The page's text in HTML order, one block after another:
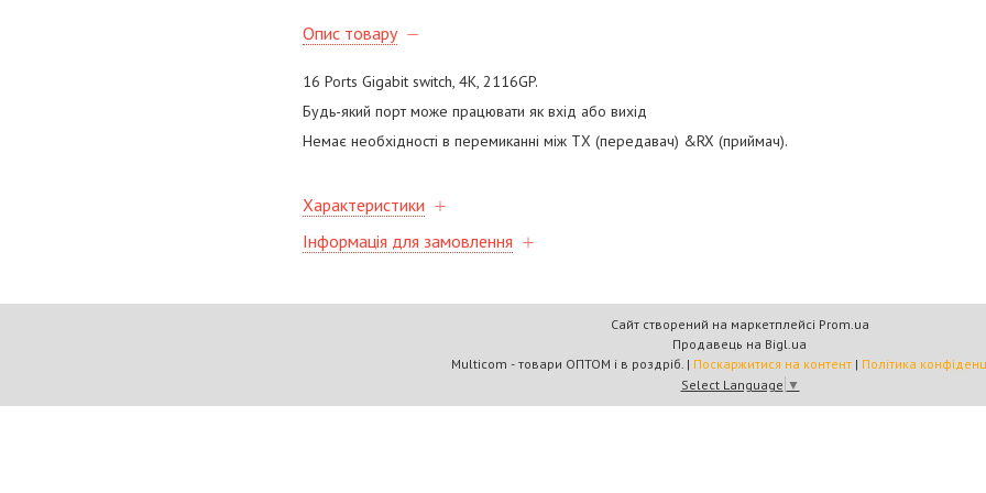
Опис товару
16 Ports Gigabit switch, 4K, 2116GP.
Будь-який порт може працювати як вхід або вихід
Немає необхідності в перемиканні між TX (передавач) &RX (приймач).
Характеристики
Інформація для замовлення
Сайт створений на маркетплейсі Prom.ua
Продавець на Bigl.ua
Multicom - товари ОПТОМ і в роздріб. | Поскаржитися на контент | Політика
Select Language ▼